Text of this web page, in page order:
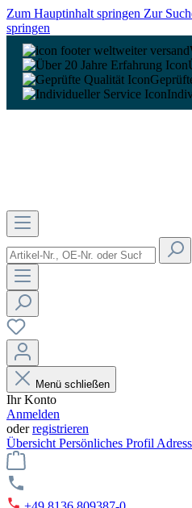
Zum Hauptinhalt springen Zur
springen
Menü schließen
Ihr Konto
Anmelden
oderregistrieren
Übersicht Persönliches Profil